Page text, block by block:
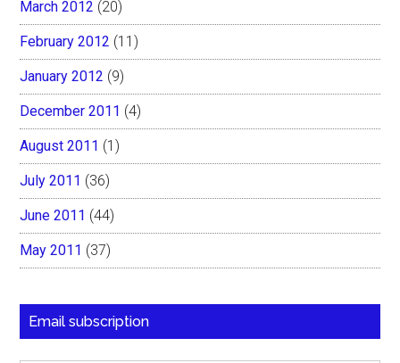
March 2012 (20)
February 2012 (11)
January 2012 (9)
December 2011 (4)
August 2011 (1)
July 2011 (36)
June 2011 (44)
May 2011 (37)
Email subscription